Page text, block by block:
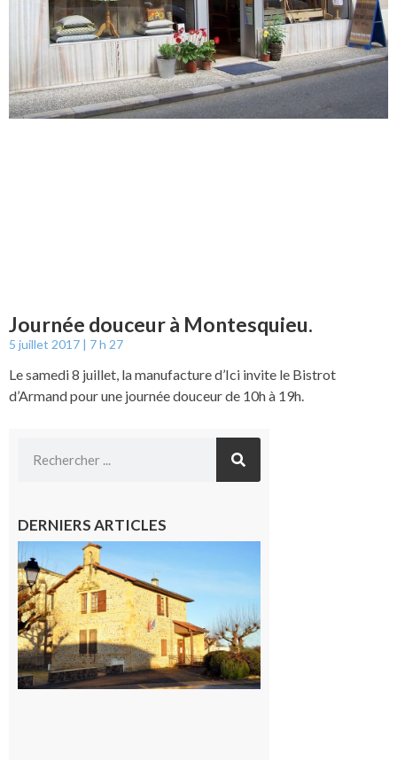
Journée douceur à Montesquieu.
5 juillet 2017 7 h 27
Le samedi 8 juillet, la manufacture d’Ici invite le Bistrot
d’Armand pour une journée douceur de 10h à 19h.
DERNIERS ARTICLES